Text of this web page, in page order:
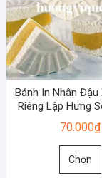
Bánh In Nhân Đậu
Riêng Lập Hưng
70.000₫
Chọn